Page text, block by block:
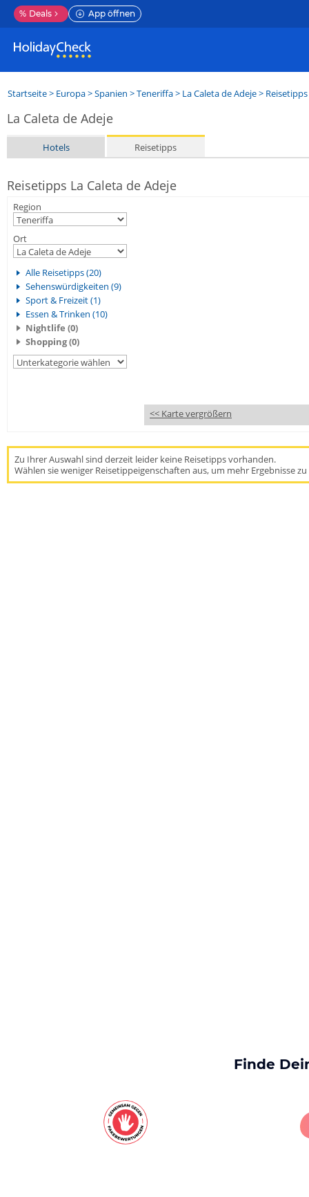
% Deals App öffnen
Startseite> Europa>Spanien >Teneriffa> La Caleta de Adeje> Reisetipps
La Caleta de Adeje
Hotels Reisetipps
Reisetipps La Caleta de Adeje
Region
Ort
Alle Reisetipps (20)
Sehenswürdigkeiten (9)
Sport & Freizeit (1)
Essen & Trinken (10)
Nightlife (0)
Shopping (0)
<< Karte vergrößern
Zu Ihrer Auswahl sind derzeit leider keine Reisetipps vorhanden.
Wählen sie weniger Reisetippeigenschaften aus, um mehr Ergebnisse
Finde